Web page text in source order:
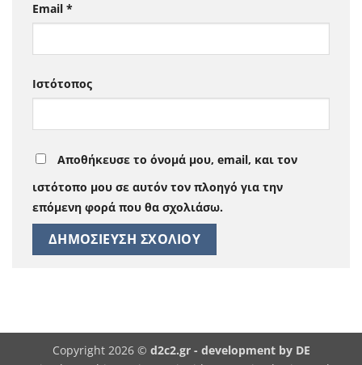
Email *
Ιστότοπος
Αποθήκευσε το όνομά μου, email, και τον
ιστότοπο μου σε αυτόν τον πλοηγό για την
επόμενη φορά που θα σχολιάσω.
Copyright 2026 © d2c2.gr - development by DE